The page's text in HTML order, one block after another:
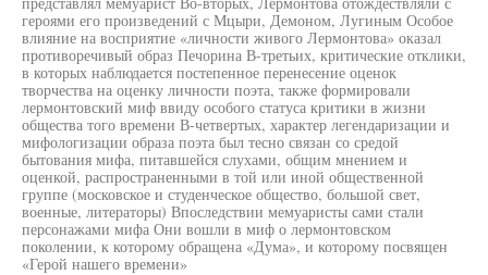
героями его произведений с Мцыри, Демоном, Лугиным Особое
влияние на восприятие «личности живого Лермонтова» оказал
противоречивый образ Печорина В-третьих, критические отклики,
в которых наблюдается постепенное перенесение оценок
творчества на оценку личности поэта, также формировали
лермонтовский миф ввиду особого статуса критики в жизни
общества того времени В-четвертых, характер легендаризации и
мифологизации образа поэта был тесно связан со средой
бытования мифа, питавшейся слухами, общим мнением и
оценкой, распространенными в той или иной общественной
группе (московское и студенческое общество, большой свет,
военные, литераторы) Впоследствии мемуаристы сами стали
персонажами мифа Они вошли в миф о лермонтовском
поколении, к которому обращена «Дума», и которому посвящен
«Герой нашего времени»